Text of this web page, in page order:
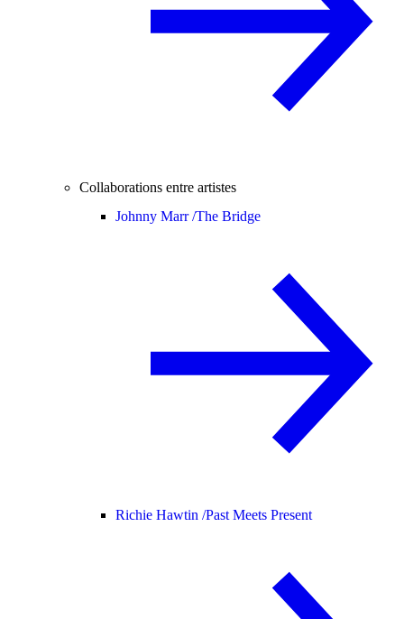
Collaborations entre artistes
Johnny Marr /The Bridge
Richie Hawtin /Past Meets Present